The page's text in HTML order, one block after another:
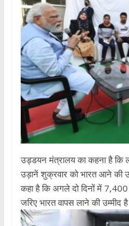
उड्डयन मंत्रालय का कहना है कि
उड़ानें शुक्रवार को भारत आने की
कहा है कि अगले दो दिनों में
जरिए भारत वापस लाने की उम्मीद